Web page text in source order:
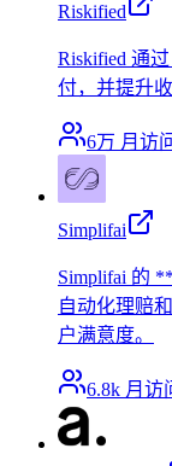
Riskified
Riskified 通
付，并提升
6万 月访
Simplifai
Simplifai 的
自动化理赔
户满意度。
6.8k 月访